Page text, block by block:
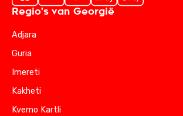
Regio's van Georgië
Adjara
Guria
Imereti
Kakheti
Kvemo Kartli